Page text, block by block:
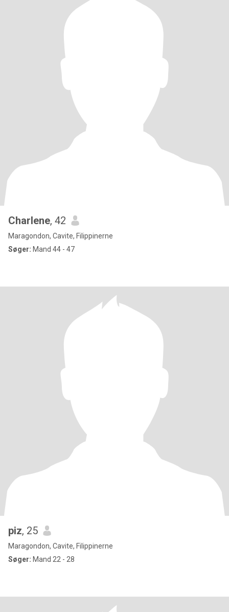
Charlene, 42
Maragondon, Cavite, Filippinerne
Søger: Mand 44 - 47
piz, 25
Maragondon, Cavite, Filippinerne
Søger: Mand 22 - 28